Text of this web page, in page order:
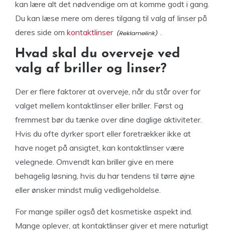
kan lære alt det nødvendige om at komme godt i gang.
Du kan læse mere om deres tilgang til valg af linser på
deres side om kontaktlinser
Hvad skal du overveje ved
valg af briller og linser?
Der er flere faktorer at overveje, når du står over for
valget mellem kontaktlinser eller briller. Først og
fremmest bør du tænke over dine daglige aktiviteter.
Hvis du ofte dyrker sport eller foretrækker ikke at
have noget på ansigtet, kan kontaktlinser være
velegnede. Omvendt kan briller give en mere
behagelig løsning, hvis du har tendens til tørre øjne
eller ønsker mindst mulig vedligeholdelse.
For mange spiller også det kosmetiske aspekt ind.
Mange oplever, at kontaktlinser giver et mere naturligt